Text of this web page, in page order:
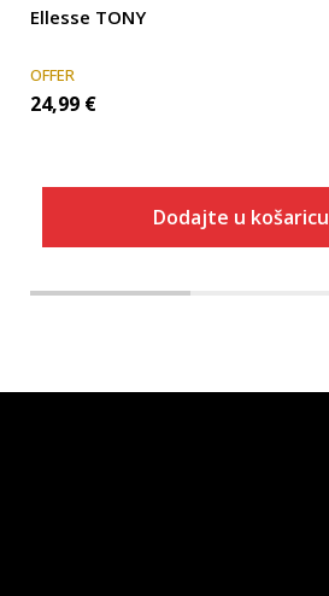
Ellesse TONY
OFFER
24,99 €
Dodajte u košaricu